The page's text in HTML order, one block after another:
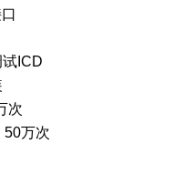
试 ICD
次
50万次